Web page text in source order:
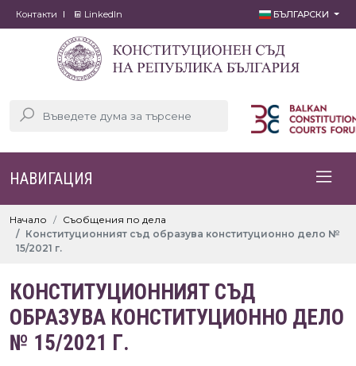
Контакти LinkedIn БЪЛГАРСКИ
НАВИГАЦИЯ
Начало
Съобщения по дела
Конституционният съд образува конституционно дело №
15/2021 г.
КОНСТИТУЦИОННИЯТ СЪД
ОБРАЗУВА КОНСТИТУЦИОННО ДЕЛО
№ 15/2021 Г.